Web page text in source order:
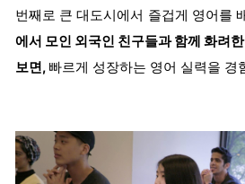
번째로 큰 대도시에서 즐겁게 영어를
에서 모인 외국인 친구들과 함께 화려
보면, 빠르게 성장하는 영어 실력을 경